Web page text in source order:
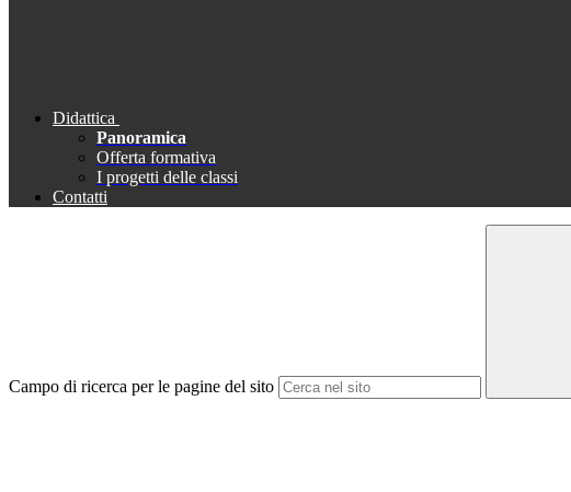
Didattica
Panoramica
Offerta formativa
I progetti delle classi
Contatti
Campo di ricerca per le pagine del sito